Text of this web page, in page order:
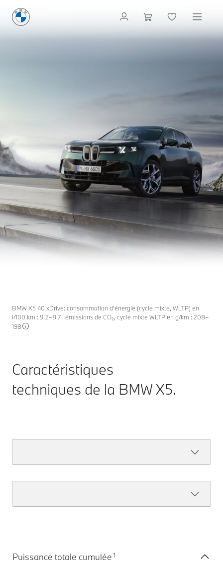
LA NOUVELLEBMW X5:
CARACTÉRISTIQUES
TECHNIQUES
BMW X5 40 xDrive: consommation d’énergie (cycle mixte, WLTP) en
l/100 km : 9,2–8,7 ; émissions de CO₂, cycle mixte WLTP en g/km : 208–
198
Caractéristiques
techniques de la BMW X5.
Puissance totale cumulée 1